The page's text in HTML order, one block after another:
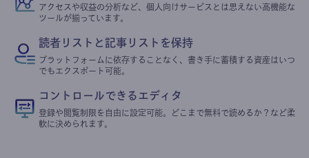
アクセスや収益の分析など、個人向けサービスとは思えない高機能な
ツールが揃っています。
読者リストと記事リストを保持
プラットフォームに依存することなく、書き手に蓄積する資産はいつ
でもエクスポート可能。
コントロールできるエディタ
登録や閲覧制限を自由に設定可能。どこまで無料で読めるか？など柔
軟に決められます。